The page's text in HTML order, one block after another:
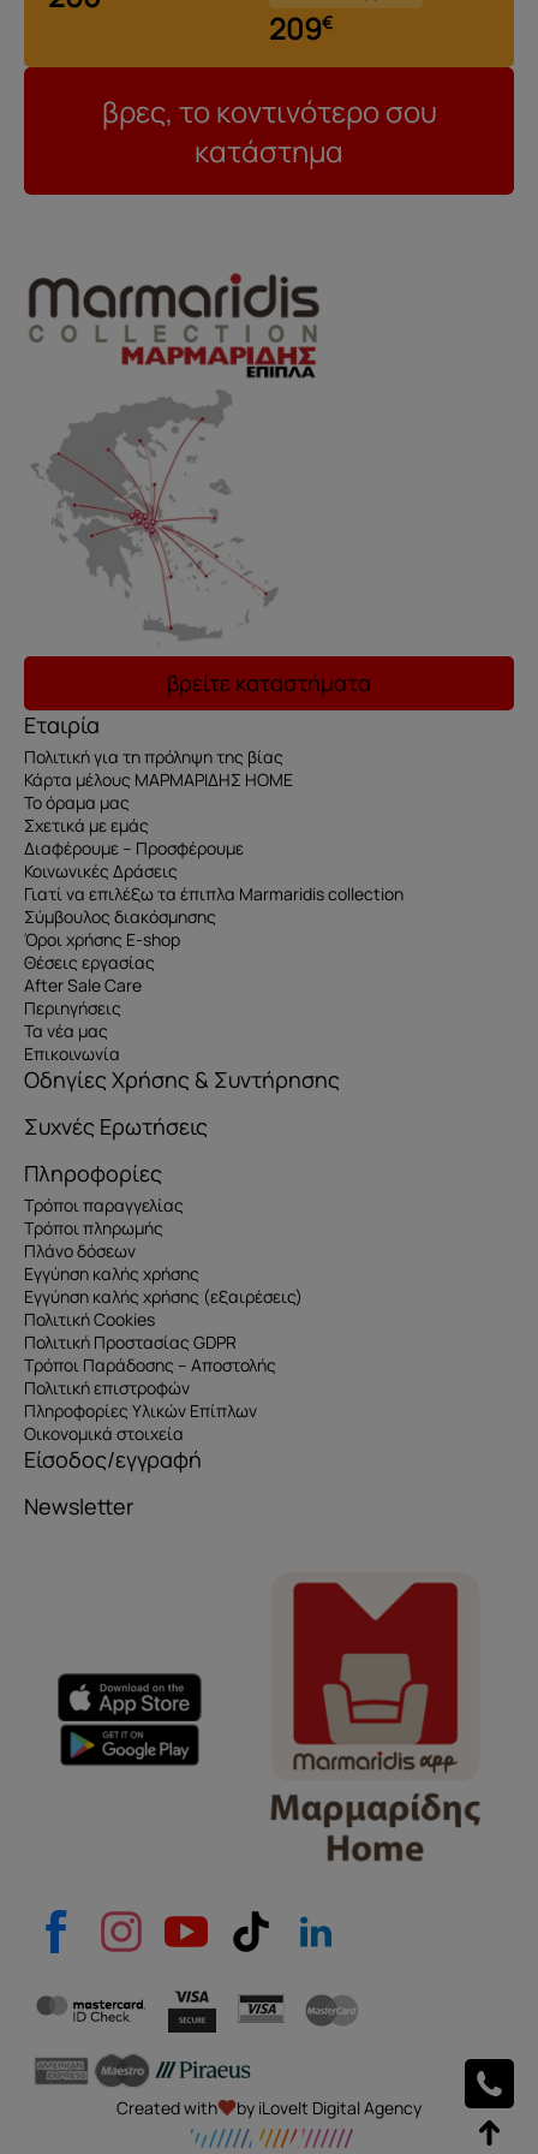
e-mail
Το μήνυμά σας
209€
βρες, το κοντινότερο σου
κατάστημα
βρείτε καταστήματα
Εταιρία
Πολιτική για τη πρόληψη της βίας
Κάρτα μέλους ΜΑΡΜΑΡΙΔΗΣ HOME
Το όραμα μας
Σχετικά με εμάς
Διαφέρουμε – Προσφέρουμε
Κοινωνικές Δράσεις
Γιατί να επιλέξω τα έπιπλα Marmaridis collection
Σύμβουλος διακόσμησης
Όροι χρήσης E-shop
Θέσεις εργασίας
After Sale Care
Περιηγήσεις
Τα νέα μας
Επικοινωνία
Οδηγίες Χρήσης & Συντήρησης
Συχνές Ερωτήσεις
Πληροφορίες
Τρόποι παραγγελίας
Τρόποι πληρωμής
Πλάνο δόσεων
Εγγύηση καλής χρήσης
Εγγύηση καλής χρήσης (εξαιρέσεις)
Πολιτική Cookies
Πολιτική Προστασίας GDPR
Τρόποι Παράδοσης – Αποστολής
Πολιτική επιστροφών
Πληροφορίες Υλικών Επίπλων
Οικονομικά στοιχεία
Είσοδος/εγγραφή
Newsletter
Created with by iLoveIt Digital Agency